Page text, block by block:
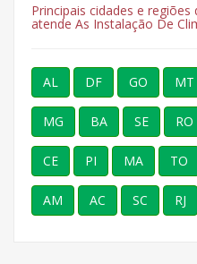
Principais cidades e
atende As Instalação De
AL DF GO MT
MG BA SE RO
CE PI MA TO
AM AC SC RJ